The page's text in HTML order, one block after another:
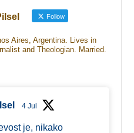
Follow
Aires, Argentina. Lives in
and Theologian. Married.
4 Jul
je, nikako